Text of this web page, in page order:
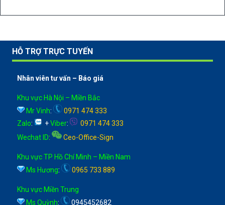
HỖ TRỢ TRỰC TUYẾN
Nhân viên tư vấn – Báo giá
Khu vực Hà Nội – Miền Bắc
Mr Vinh:
0971 474 333
Zalo: +Viber:
0971 474 333
Wechat ID: Ceo-Office-Sign
Khu vực TP Hồ Chí Minh – Miền Nam
Ms Hương: 0965 733 889
Khu vực Miền Trung
Ms Quỳnh: 0945452682